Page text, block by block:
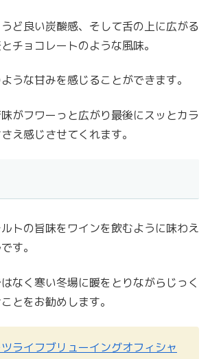
ど良い炭酸感、そして舌の上に広がる
チョコレートのような風味。
うな甘みを感じることができます。
がフワーっと広がり最後にスッとカラ
え感じさせてくれます。
トの旨味をワインを飲むように味わえ
す。
なく寒い冬場に暖をとりながらじっく
とをお勧めします。
ライフブリューイングオフィシャ